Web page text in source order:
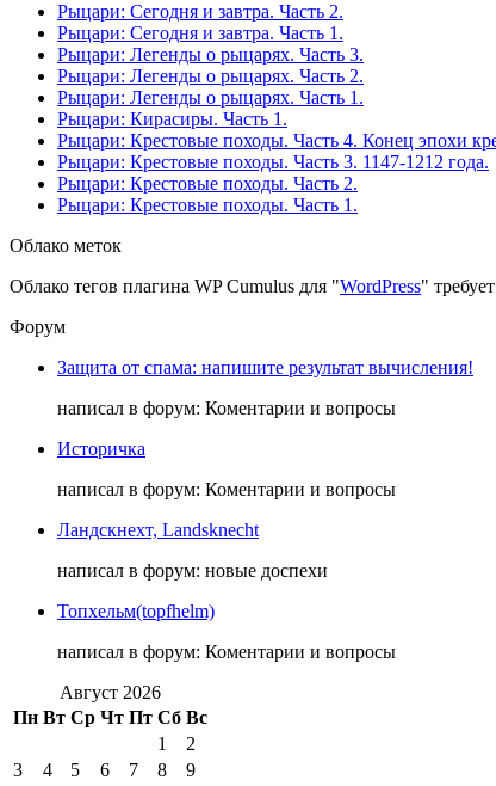
Рыцари: Сегодня и завтра. Часть 2.
Рыцари: Сегодня и завтра. Часть 1.
Рыцари: Легенды о рыцарях. Часть 3.
Рыцари: Легенды о рыцарях. Часть 2.
Рыцари: Легенды о рыцарях. Часть 1.
Рыцари: Кирасиры. Часть 1.
Рыцари: Крестовые походы. Часть 4. Конец эпохи
Рыцари: Крестовые походы. Часть 3. 1147-1212 года.
Рыцари: Крестовые походы. Часть 2.
Рыцари: Крестовые походы. Часть 1.
Облако меток
Облако тегов плагина WP Cumulus для "WordPress"
Форум
Защита от спама: напишите результат вычисления!
написал в форум: Коментарии и вопросы
Историчка
написал в форум: Коментарии и вопросы
Ландскнехт, Landsknecht
написал в форум: новые доспехи
Топхельм(topfhelm)
написал в форум: Коментарии и вопросы
Август 2026
Пн Вт Ср Чт Пт Сб Вс
1
2
3
4 5 6 7 8
9